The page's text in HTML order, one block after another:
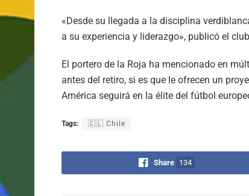
«Desde su llegada a la disciplina
a su experiencia y liderazgo», publicó el
El portero de la Roja ha mencionado en
antes del retiro, si es que le ofrecen un
América seguirá en la élite del fútbol
Tags: 🇨🇱 Chile
Share 134